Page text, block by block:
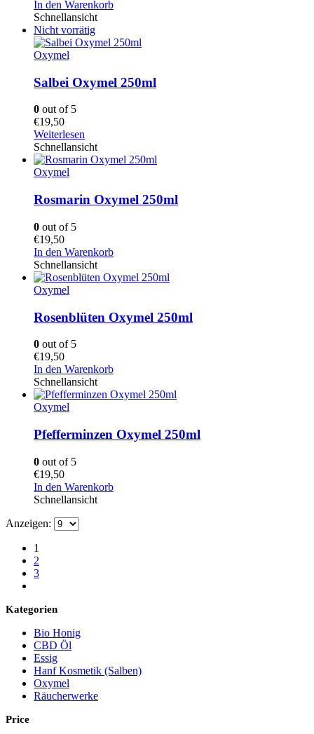
In den Warenkorb
Schnellansicht
Nicht vorrätig
Oxymel
Salbei Oxymel 250ml
0 out of 5
€19,50
Weiterlesen
Schnellansicht
Oxymel
Rosmarin Oxymel 250ml
0 out of 5
€19,50
In den Warenkorb
Schnellansicht
Oxymel
Rosenblüten Oxymel 250ml
0 out of 5
€19,50
In den Warenkorb
Schnellansicht
Oxymel
Pfefferminzen Oxymel 250ml
0 out of 5
€19,50
In den Warenkorb
Schnellansicht
Anzeigen:
1
2
3
Kategorien
Bio Honig
CBD Öl
Essig
Hanf Kosmetik (Salben)
Oxymel
Räucherwerke
Price